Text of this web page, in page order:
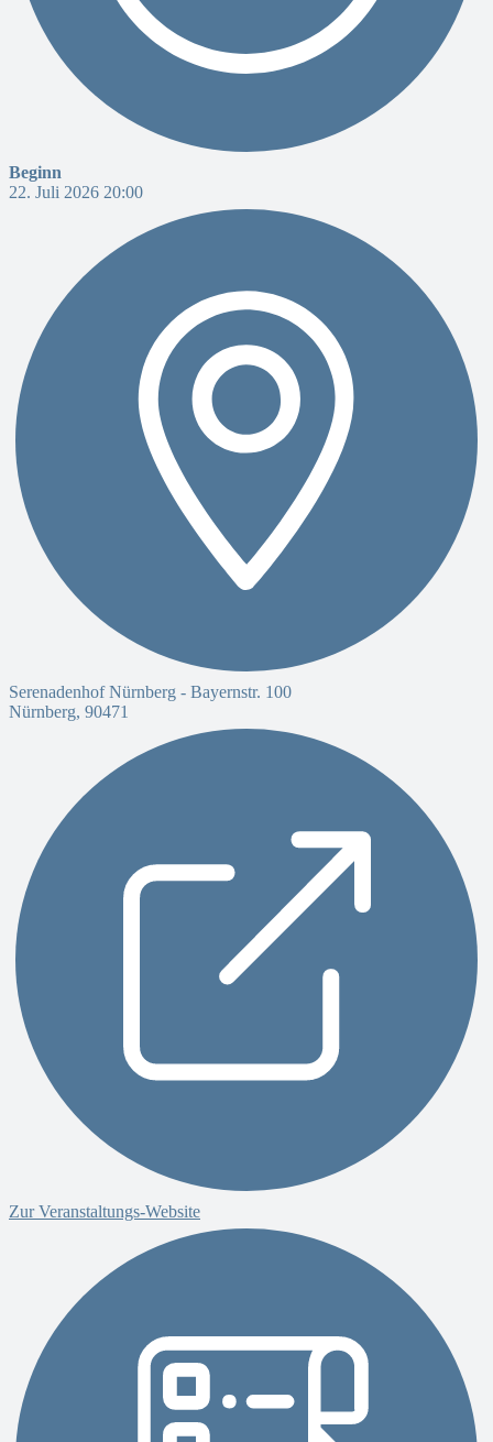
Beginn
22. Juli 2026 20:00
Serenadenhof Nürnberg - Bayernstr. 100
Nürnberg, 90471
Zur Veranstaltungs-Website